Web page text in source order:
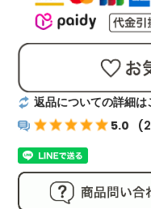
返品についての詳細は
5.0